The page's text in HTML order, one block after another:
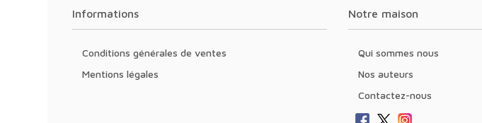
Informations
Conditions générales de ventes
Mentions légales
Notre maison
Qui sommes nous
Nos auteurs
Contactez-nous